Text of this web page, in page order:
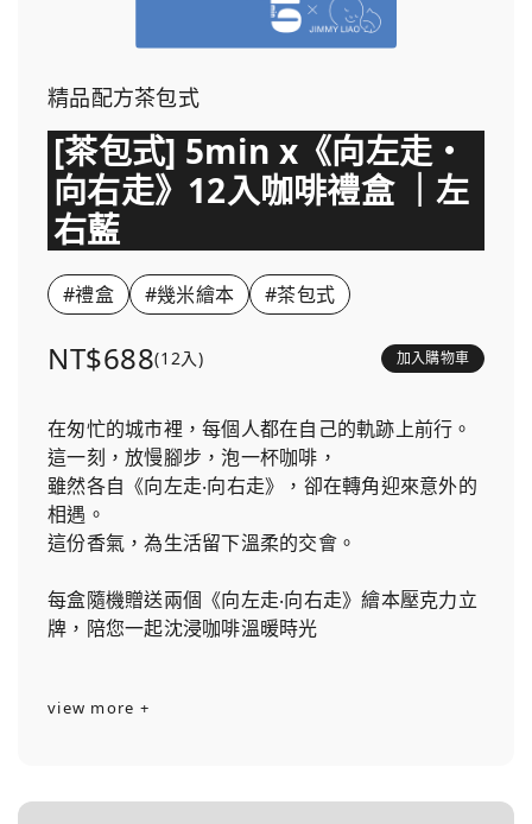
精品配方茶包式
[茶包式] 5min x《向左走・
向右走》12入咖啡禮盒 ｜左
右藍
#禮盒 #幾米繪本 #茶包式
NT$688(12入) 加入購物車
在匆忙的城市裡，每個人都在自己的軌跡上前行。
這一刻，放慢腳步，泡一杯咖啡，
雖然各自《向左走‧向右走》，卻在轉角迎來意外的
相遇。
這份香氣，為生活留下溫柔的交會。
每盒隨機贈送兩個《向左走‧向右走》繪本壓克力立
牌，陪您一起沈浸咖啡溫暖時光
view more +